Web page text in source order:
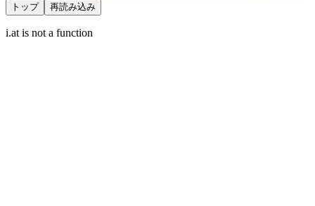
トップ 再読み込み
i.at is not a function